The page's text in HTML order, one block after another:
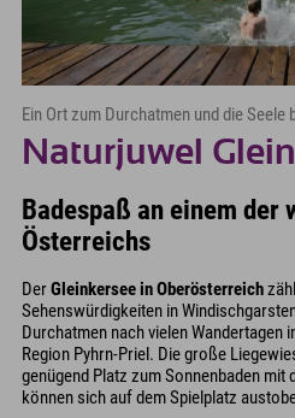
Ein Ort zum Durchatmen und die Seele
Naturjuwel
Badespaß an einem der
Österreichs
DerGleinkersee in Oberösterreich
Sehenswürdigkeiten in
Durchatmen nach vielen Wandertagen
Region Pyhrn-Priel. Die große
genügend Platz zum Sonnenbaden mit
können sich auf dem Spielplatz